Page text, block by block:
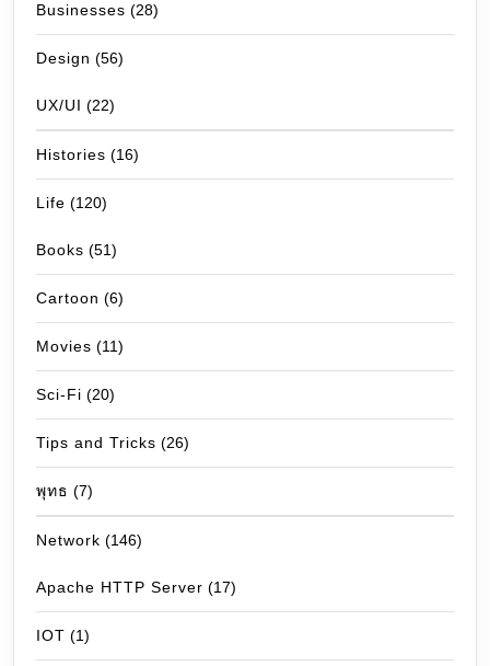
Businesses (28)
Design (56)
UX/UI (22)
Histories (16)
Life (120)
Books (51)
Cartoon (6)
Movies (11)
Sci-Fi (20)
Tips and Tricks (26)
พุทธ (7)
Network (146)
Apache HTTP Server (17)
IOT (1)